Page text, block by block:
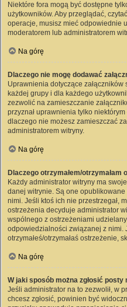
Niektóre fora mogą być dostępne
użytkowników. Aby przeglądać,
operacje, musisz mieć odpowiednie
moderatorem lub administratorem
Na górę
Dlaczego nie mogę dodawać
Uprawnienia dotyczące
każdej grupy i dla każdego
zezwolić na zamieszczanie
przyznał uprawnienia tylko
dlaczego nie możesz zamieszczać
administratorem witryny.
Na górę
Dlaczego otrzymałem/otrzymałam
Każdy administrator witryny ma
danej witrynie. Są one
nimi. Jeśli ktoś ich nie przestrzegał,
ostrzeżenia decyduje administrator
wspólnego z ostrzeżeniami
odpowiedzialności związanej z nimi.
otrzymałeś/otrzymałaś ostrzeżenie,
Na górę
W jaki sposób można zgłosić posty
Jeśli administrator na to zezwolił, w
chcesz zgłosić, powinien być